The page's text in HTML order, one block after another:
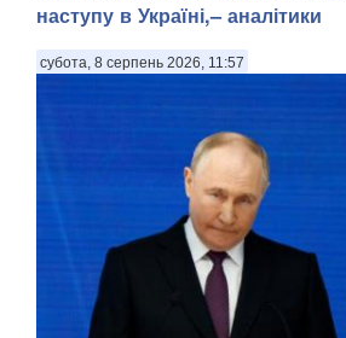
наступу в Україні,– аналітики
субота, 8 серпень 2026, 11:57